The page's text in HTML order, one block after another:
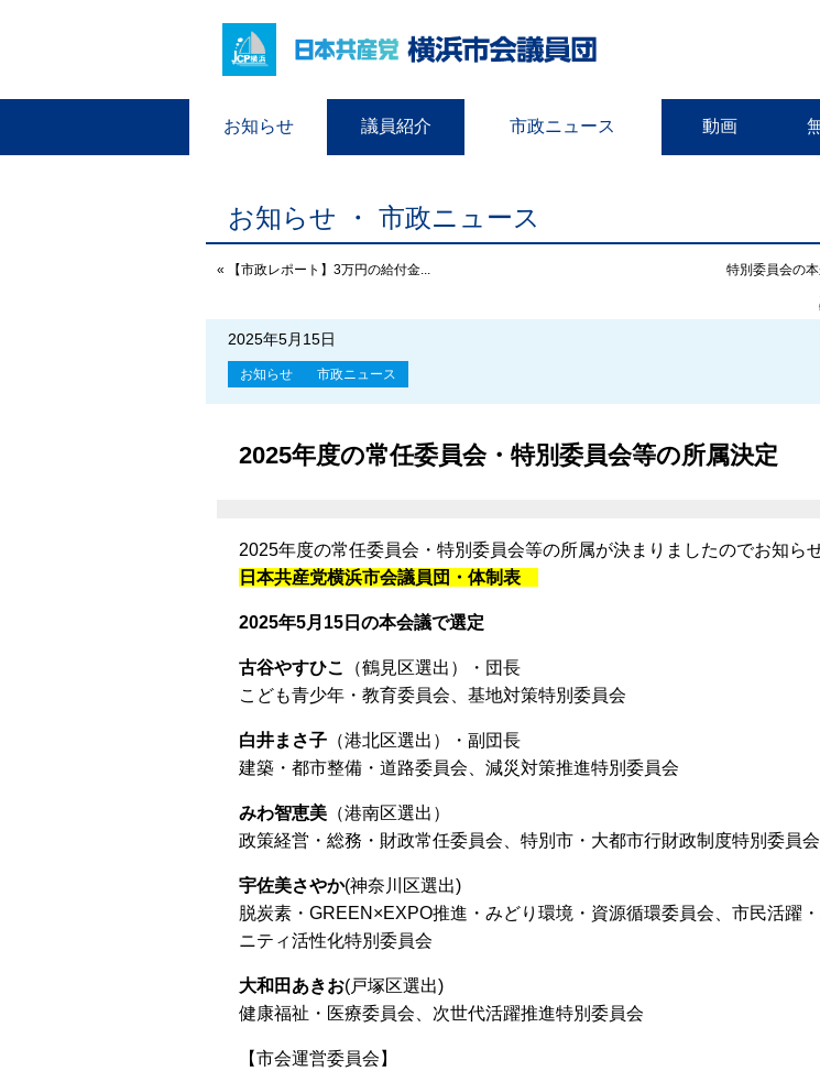
お知らせ 議員紹介 市政ニュース 動画
お知らせ ・ 市政ニュース
« 【市政レポート】3万円の給付金... 特別委員会の
2025年5月15日
お知らせ 市政ニュース
2025年度の常任委員会・特別委員会等の所属決定
2025年度の常任委員会・特別委員会等の所属が決まりましたのでお知ら
日本共産党横浜市会議員団・体制表
2025年5月15日の本会議で選定
古谷やすひこ
（鶴見区選出）・団長
こども青少年・教育委員会、基地対策特別委員会
白井まさ子 （港北区選出）・副団長
建築・都市整備・道路委員会、減災対策推進特別委員会
みわ智恵美 （港南区選出）
政策経営・総務・財政常任委員会、特別市・大都市行財政制度特別委員会
宇佐美さやか(神奈川区選出)
脱炭素・GREEN×EXPO推進・みどり環境・資源循環委員会、市民活躍・
ニティ活性化特別委員会
大和田あきお(戸塚区選出)
健康福祉・医療委員会、次世代活躍推進特別委員会
【市会運営委員会】